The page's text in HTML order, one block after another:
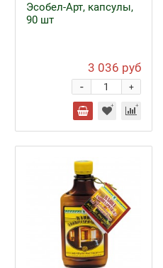
Эсобел-Арт, капсулы,
90 шт
3 036 руб
+
-